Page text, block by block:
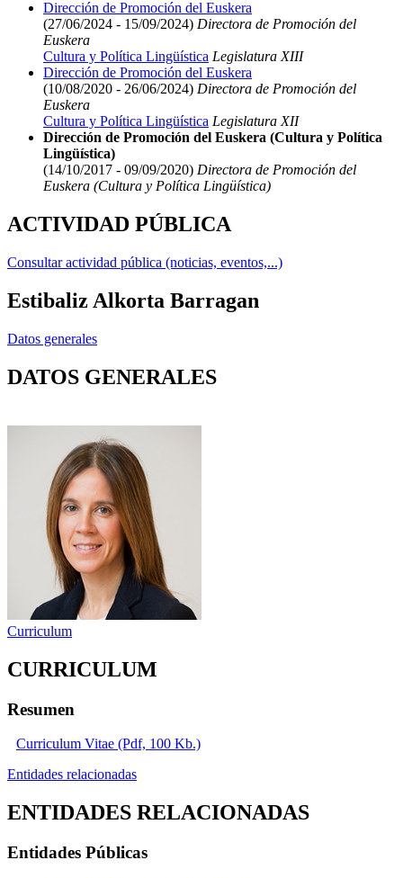
Dirección de Promoción del Euskera
(27/06/2024 - 15/09/2024) Directora de Promoción del
Euskera
Cultura y Política Lingüística Legislatura XIII
Dirección de Promoción del Euskera
(10/08/2020 - 26/06/2024) Directora de Promoción del
Euskera
Cultura y Política Lingüística Legislatura XII
Dirección de Promoción del Euskera (Cultura y Política
Lingüística)
(14/10/2017 - 09/09/2020) Directora de Promoción del
Euskera (Cultura y Política Lingüística)
ACTIVIDAD PÚBLICA
Consultar actividad pública (noticias, eventos,...)
Estibaliz Alkorta Barragan
Datos generales
DATOS GENERALES
Curriculum
CURRICULUM
Resumen
Curriculum Vitae (Pdf, 100 Kb.)
Entidades relacionadas
ENTIDADES RELACIONADAS
Entidades Públicas